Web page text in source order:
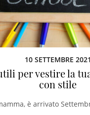
10 SETTEMBRE 2021
per vestire la
con stile
è arrivato